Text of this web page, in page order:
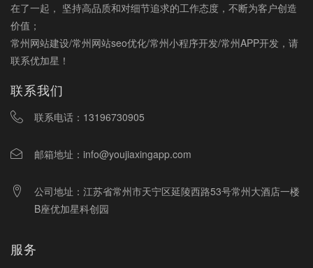
在了一起， 坚持高品质和对细节追求的工作态度，不断为客户创造
价值；
常州网站建设/常州网站seo优化/常州小程序开发/常州APP开发，请
联系优加星！
联系我们
联系电话： 13196730905
邮箱地址： info@youjiaxingapp.com
公司地址：江苏省常州市天宁区延陵西路53号常州大酒店一楼
B座优加星科创园
服务